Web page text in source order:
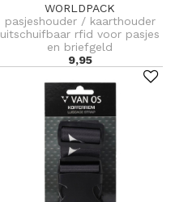
WORLDPACK
pasjeshouder / kaarthouder
uitschuifbaar rfid voor pasjes
en briefgeld
9,95